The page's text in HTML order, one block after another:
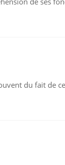
du fait de